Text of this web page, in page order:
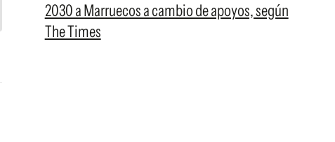
2030 a Marruecos a cambio de apoyos, según
The Times